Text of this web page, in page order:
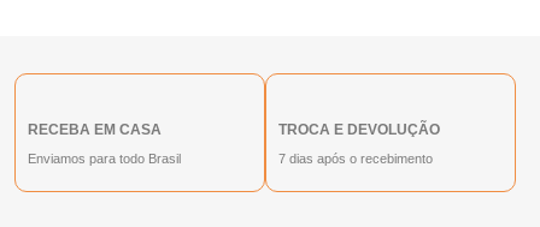
RECEBA EM CASA
Enviamos para todo Brasil
TROCA E DEVOLUÇÃO
7 dias após o recebimento